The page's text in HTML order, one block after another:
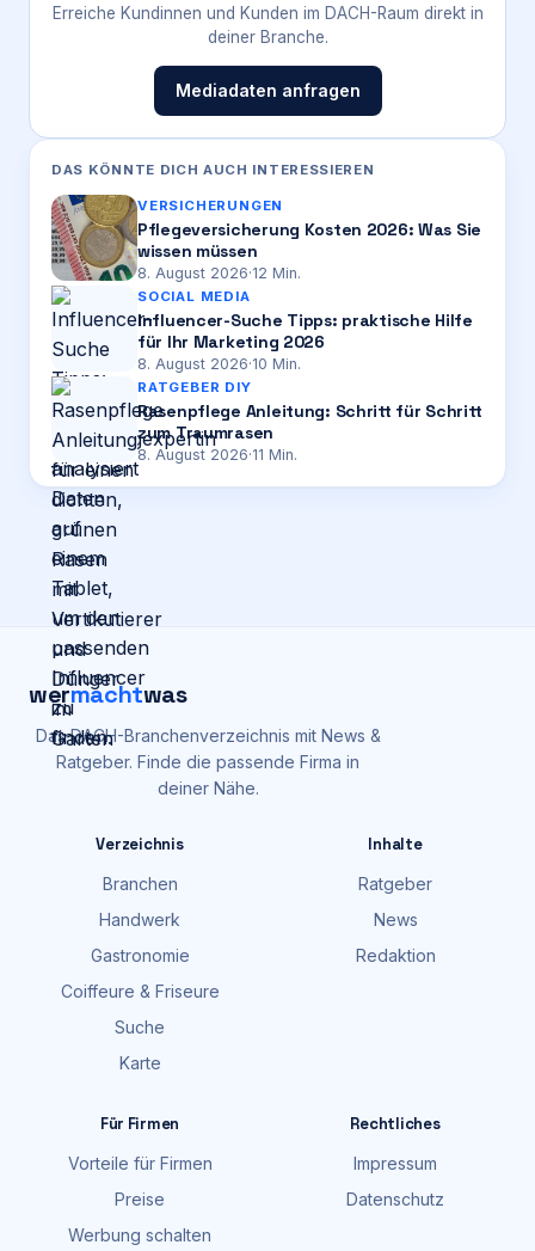
Erreiche Kundinnen und Kunden im DACH-Raum direkt in
deiner Branche.
Mediadaten anfragen
DAS KÖNNTE DICH AUCH INTERESSIEREN
VERSICHERUNGEN
Pflegeversicherung Kosten 2026: Was Sie
wissen müssen
8. August 2026·12 Min.
SOCIAL MEDIA
Influencer-Suche Tipps: praktische Hilfe
für Ihr Marketing 2026
8. August 2026·10 Min.
RATGEBER DIY
Rasenpflege Anleitung: Schritt für Schritt
zum Traumrasen
8. August 2026·11 Min.
wermachtwas
Das DACH-Branchenverzeichnis mit News &
Ratgeber. Finde die passende Firma in
deiner Nähe.
Verzeichnis
Branchen
Handwerk
Gastronomie
Coiffeure & Friseure
Suche
Karte
Inhalte
Ratgeber
News
Redaktion
Für Firmen
Vorteile für Firmen
Preise
Werbung schalten
Rechtliches
Impressum
Datenschutz